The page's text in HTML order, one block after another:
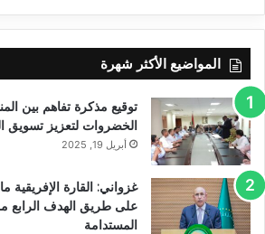
المواضيع الأكثر شهرة
توقيع مذكرة تفاهم بين
الخضروات لتعزيز تسويق
أبريل 19, 2025
غزواني: القارة الإفريقية
على طريق الهدف الرابع
المستدامة